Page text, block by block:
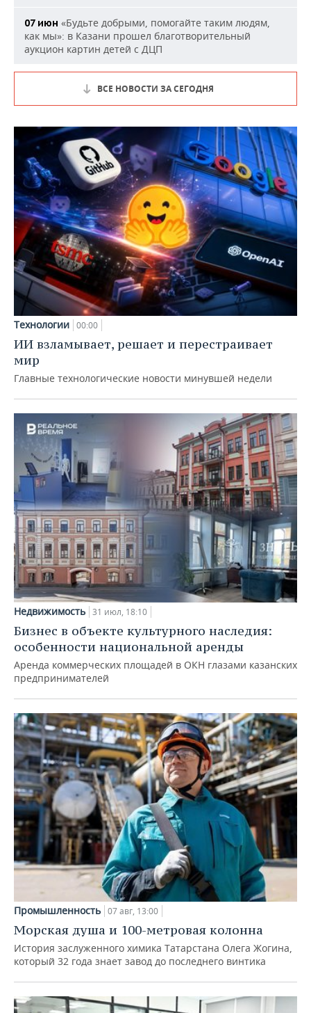
07 июн «Будьте добрыми, помогайте таким людям,
как мы»: в Казани прошел благотворительный
аукцион картин детей с ДЦП
ВСЕ НОВОСТИ ЗА СЕГОДНЯ
Технологии 00:00
ИИ взламывает, решает и перестраивает
мир
Главные технологические новости минувшей недели
Недвижимость 31 июл, 18:10
Бизнес в объекте культурного наследия:
особенности национальной аренды
Аренда коммерческих площадей в ОКН глазами казанских
предпринимателей
Промышленность 07 авг, 13:00
Морская душа и 100-метровая колонна
История заслуженного химика Татарстана Олега Жогина,
который 32 года знает завод до последнего винтика